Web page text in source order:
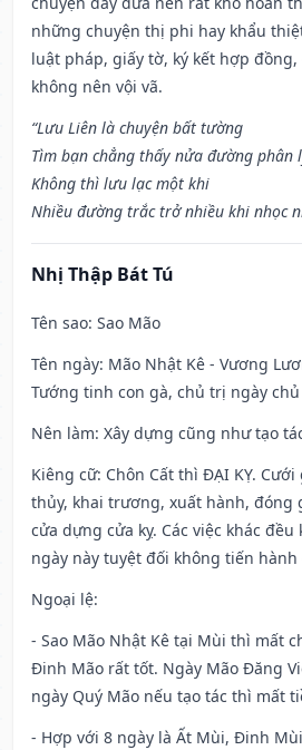
những chuyện thị phi hay khẩu
luật pháp, giấy tờ, ký kết hợp
không nên vội vã.
“Lưu Liên là chuyện bất tường
Tìm bạn chẳng thấy nửa đường phân
Không thì lưu lạc một khi
Nhiều đường trắc trở nhiều khi nhọc
Nhị Thập Bát Tú
Tên sao: Sao Mão
Tên ngày: Mão Nhật Kê - Vương
Tướng tinh con gà, chủ trị ngày
Nên làm: Xây dựng cũng như tạo
Kiêng cữ: Chôn Cất thì ĐẠI KỴ.
thủy, khai trương, xuất hành,
cửa dựng cửa kỵ. Các việc khác đều
ngày này tuyệt đối không tiến
Ngoại lệ:
- Sao Mão Nhật Kê tại Mùi thì mất
Đinh Mão rất tốt. Ngày Mão Đăng
ngày Quý Mão nếu tạo tác thì mất
- Hợp với 8 ngày là Ất Mùi, Đinh